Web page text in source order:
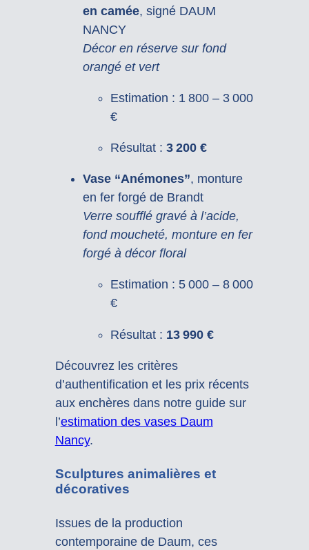
en camée, signé DAUM
NANCY
Décor en réserve sur fond
orangé et vert
Estimation : 1 800 – 3 000
€
Résultat : 3 200 €
Vase “Anémones”, monture
en fer forgé de Brandt
Verre soufflé gravé à l’acide,
fond moucheté, monture en fer
forgé à décor floral
Estimation : 5 000 – 8 000
€
Résultat : 13 990 €
Découvrez les critères
d’authentification et les prix récents
aux enchères dans notre guide sur
l’estimation des vases Daum
Nancy.
Sculptures animalières et
décoratives
Issues de la production
contemporaine de Daum, ces